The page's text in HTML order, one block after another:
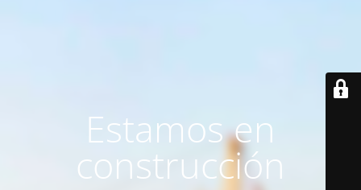
Estamos en
construcción